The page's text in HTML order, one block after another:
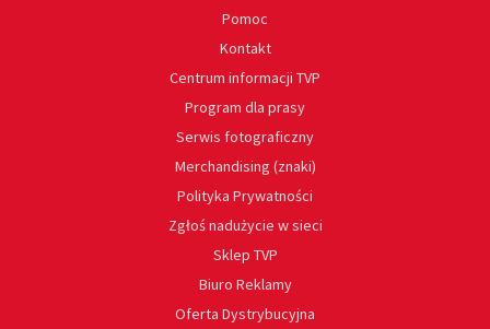
Pomoc
Kontakt
Centrum informacji TVP
Program dla prasy
Serwis fotograficzny
Merchandising (znaki)
Polityka Prywatności
Zgłoś nadużycie w sieci
Sklep TVP
Biuro Reklamy
Oferta Dystrybucyjna